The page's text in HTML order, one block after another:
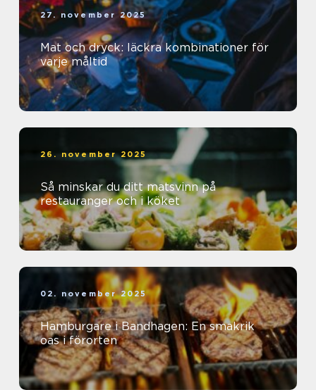
27. november 2025
Mat och dryck: läckra kombinationer för
varje måltid
26. november 2025
Så minskar du ditt matsvinn på
restauranger och i köket
02. november 2025
Hamburgare i Bandhagen: En smakrik
oas i förorten